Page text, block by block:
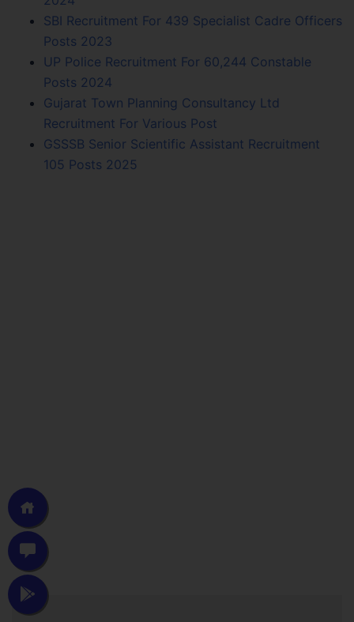
SBI Recruitment For 439 Specialist Cadre Officers
Posts 2023
UP Police Recruitment For 60,244 Constable
Posts 2024
Gujarat Town Planning Consultancy Ltd
Recruitment For Various Post
GSSSB Senior Scientific Assistant Recruitment
105 Posts 2025